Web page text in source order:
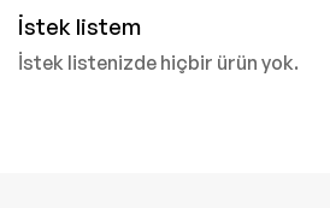
İstek listem
İstek listenizde hiçbir ürün yok.